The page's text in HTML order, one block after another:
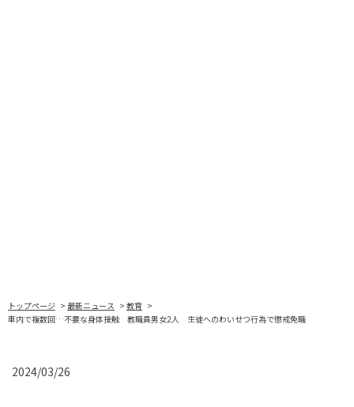
トップページ 最新ニュース
教育
車内で複数回…不要な身体接触 教職員男女2人 生徒へのわいせつ行為で懲戒免職
2024/03/26